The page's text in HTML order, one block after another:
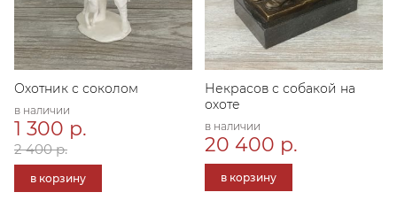
Охотник с соколом
в наличии
1 300 р.
2 400 р.
в корзину
Некрасов с собакой на
охоте
в наличии
20 400 р.
в корзину